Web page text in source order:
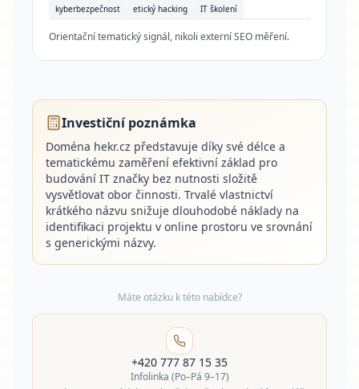
kyberbezpečnost etický hacking IT školení
Orientační tematický signál, nikoli externí SEO měření.
Investiční poznámka
Doména hekr.cz představuje díky své délce a
tematickému zaměření efektivní základ pro
budování IT značky bez nutnosti složitě
vysvětlovat obor činnosti. Trvalé vlastnictví
krátkého názvu snižuje dlouhodobé náklady na
identifikaci projektu v online prostoru ve srovnání
s generickými názvy.
Máte otázku k této nabídce?
+420 777 87 15 35
Infolinka (Po–Pá 9–17)